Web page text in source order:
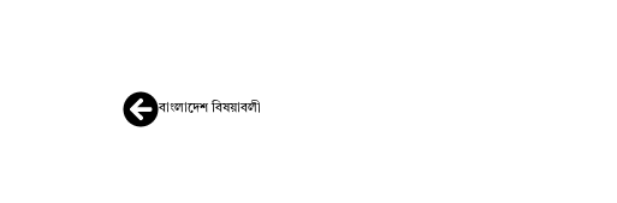
বাংলাদেশ বিষয়াবলী